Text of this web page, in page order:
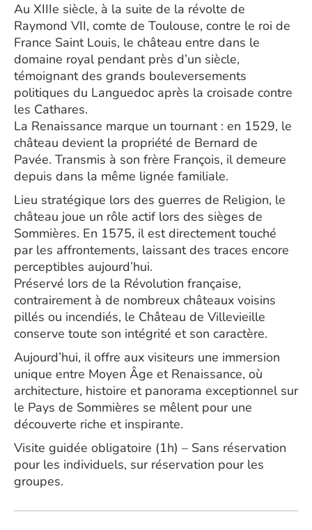
Au XIIIe siècle, à la suite de la révolte de
Raymond VII, comte de Toulouse, contre le roi de
France Saint Louis, le château entre dans le
domaine royal pendant près d’un siècle,
témoignant des grands bouleversements
politiques du Languedoc après la croisade contre
les Cathares.
La Renaissance marque un tournant : en 1529, le
château devient la propriété de Bernard de
Pavée. Transmis à son frère François, il demeure
depuis dans la même lignée familiale.
Lieu stratégique lors des guerres de Religion, le
château joue un rôle actif lors des sièges de
Sommières. En 1575, il est directement touché
par les affrontements, laissant des traces encore
perceptibles aujourd’hui.
Préservé lors de la Révolution française,
contrairement à de nombreux châteaux voisins
pillés ou incendiés, le Château de Villevieille
conserve toute son intégrité et son caractère.
Aujourd’hui, il offre aux visiteurs une immersion
unique entre Moyen Âge et Renaissance, où
architecture, histoire et panorama exceptionnel sur
le Pays de Sommières se mêlent pour une
découverte riche et inspirante.
Visite guidée obligatoire (1h) – Sans réservation
pour les individuels, sur réservation pour les
groupes.